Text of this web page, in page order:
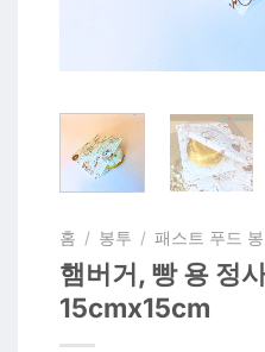
홈 / 봉투 / 패스트 푸드
햄버거, 빵 용 정
15cmx15cm